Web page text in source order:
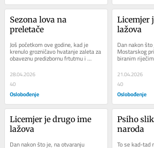
Sezona lova na
preletače
Još početkom ove godine, kad je
krenulo grozničavo hvatanje zaleta za
obaveznu predizbornu frtutmu i
zauzimanje željenih startnih
pozicija,...
28.04.2026
40
Oslobođenje
Licemjer
lažova
Dan nakon
Mostarskog
biranim
ostavljanja
prisutne
21.04.2026
40
Oslobođenje
Licemjer je drugo ime
lažova
Dan nakon što je, na otvaranju
Psiho
naroda
To se kad-tad